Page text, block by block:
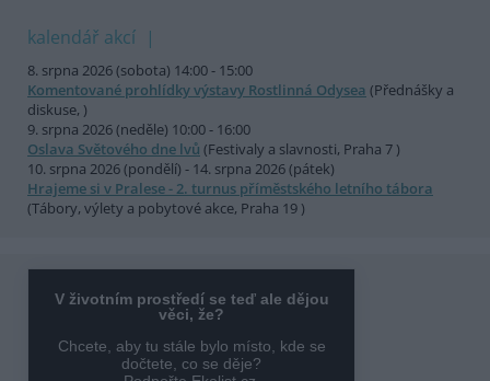
kalendář akcí
8. srpna 2026 (sobota) 14:00 - 15:00
Komentované prohlídky výstavy Rostlinná Odysea (Přednášky a
diskuse, )
9. srpna 2026 (neděle) 10:00 - 16:00
Oslava Světového dne lvů (Festivaly a slavnosti, Praha 7 )
10. srpna 2026 (pondělí) - 14. srpna 2026 (pátek)
Hrajeme si v Pralese - 2. turnus příměstského letního tábora
(Tábory, výlety a pobytové akce, Praha 19 )